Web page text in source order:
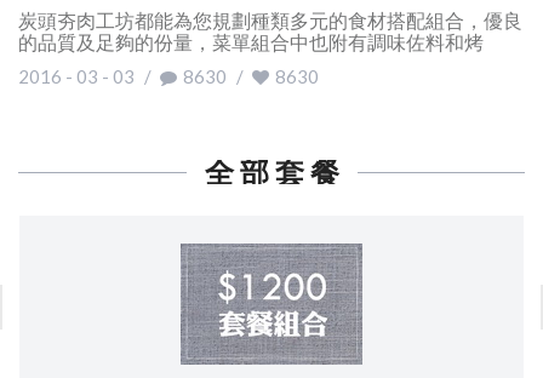
炭頭夯肉工坊都能為您規劃種類多元的食材搭配組合，優良
的品質及足夠的份量，菜單組合中也附有調味佐料和烤
2016 - 03 - 03 / 8630 / 8630
全 部 套 餐